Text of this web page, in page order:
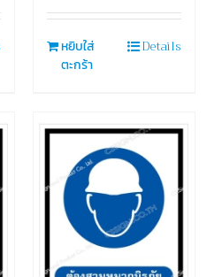
หยิบใส่
ตะกร้า
Details